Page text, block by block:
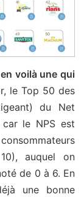
voilà une qui
le Top 50 des
du Net
le NPS est
auquel on
de 0 à 6. En
une bonne